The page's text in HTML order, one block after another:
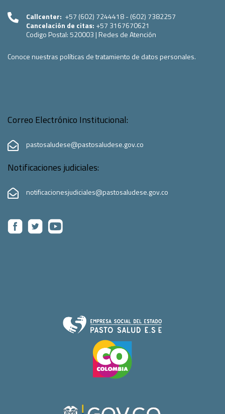
Callcenter: +57 (602) 7244418 - (602) 7382257
Cancelación de citas: +57 3167670621
Codigo Postal:520003 | Redes de Atención
Conoce nuestras políticas de tratamiento de datos personales.
Correo Electrónico Institucional:
pastosaludese@pastosaludese.gov.co
Notificaciones judiciales:
notificacionesjudiciales@pastosaludese.gov.co